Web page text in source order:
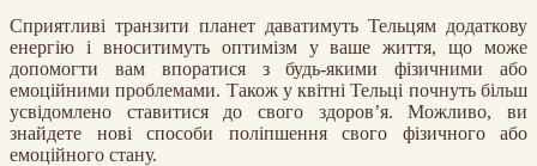
Сприятливі транзити планет даватимуть Тельцям додаткову
енергію і вноситимуть оптимізм у ваше життя, що може
допомогти вам впоратися з будь-якими фізичними або
емоційними проблемами. Також у квітні Тельці почнуть більш
усвідомлено ставитися до свого здоров’я. Можливо, ви
знайдете нові способи поліпшення свого фізичного або
емоційного стану.